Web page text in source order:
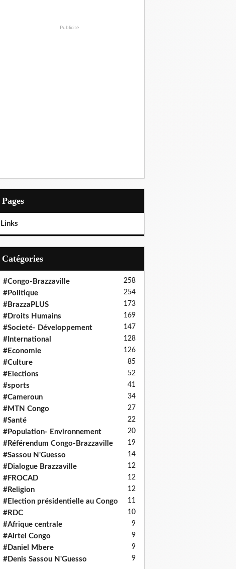
Publicité
Pages
Links
Catégories
#Congo-Brazzaville 258
#Politique 254
#BrazzaPLUS 173
#Droits Humains 169
#Societé- Développement 147
#International 128
#Economie 126
#Culture 85
#Elections 52
#sports 41
#Cameroun 34
#MTN Congo 27
#Santé 22
#Population- Environnement 20
#Référendum Congo-Brazzaville 19
#Sassou N'Guesso 14
#Dialogue Brazzaville 12
#FROCAD 12
#Religion 12
#Election présidentielle au Congo 11
#RDC 10
#Afrique centrale 9
#Airtel Congo 9
#Daniel Mbere 9
#Denis Sassou N'Guesso 9